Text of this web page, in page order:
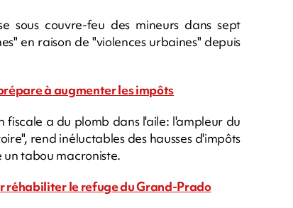
sous couvre-feu des mineurs dans sept
en raison de "violences urbaines" depuis
à augmenter les impôts
fiscale a du plomb dans l'aile: l'ampleur du
rend inéluctables des hausses d'impôts
un tabou macroniste.
réhabiliter le refuge du Grand-Prado